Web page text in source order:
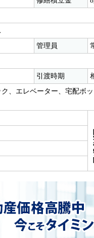
管理員
引渡時期
、エレベーター、宅配ボ